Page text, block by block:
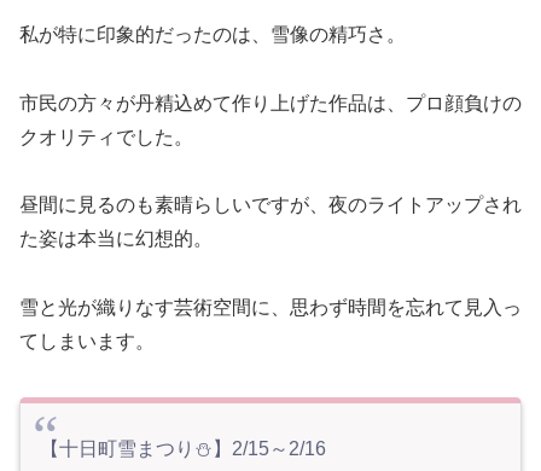
私が特に印象的だったのは、雪像の精巧さ。
市民の方々が丹精込めて作り上げた作品は、プロ顔負けの
クオリティでした。
昼間に見るのも素晴らしいですが、夜のライトアップされ
た姿は本当に幻想的。
雪と光が織りなす芸術空間に、思わず時間を忘れて見入っ
てしまいます。
【十日町雪まつり⛄】2/15～2/16